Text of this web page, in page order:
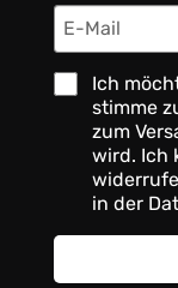
Ich
stimme
zum
wird. Ich
in der